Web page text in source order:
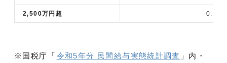
2,500万円超 0.5
※国税庁「 令和5年分 民間給与実態統計調査 」内・